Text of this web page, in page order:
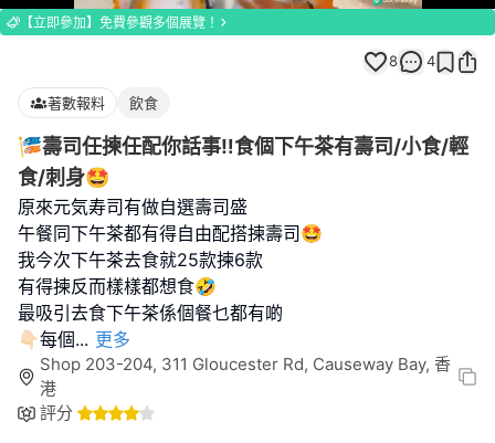
100.00%
【立即參加】免費參觀多個展覽！
8 4
著數報料 飲食
🎏壽司任揀任配你話事‼️食個下午茶有壽司/小食/輕
食/刺身🤩
原來元気寿司有做自選壽司盛
午餐同下午茶都有得自由配搭揀壽司🤩
我今次下午茶去食就25款揀6款
有得揀反而樣樣都想食🤣
最吸引去食下午茶係個餐乜都有啲
👇🏻每個... 更多
Shop 203-204, 311 Gloucester Rd, Causeway Bay, 香
港
評分